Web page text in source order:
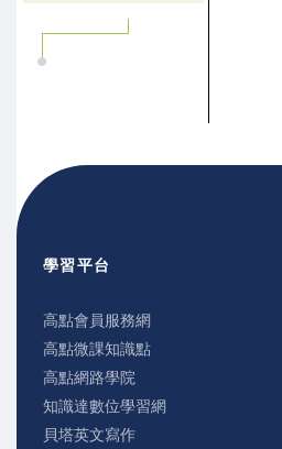
學習平台
高點會員服務網
高點微課知識點
高點網路學院
知識達數位學習網
貝塔英文寫作